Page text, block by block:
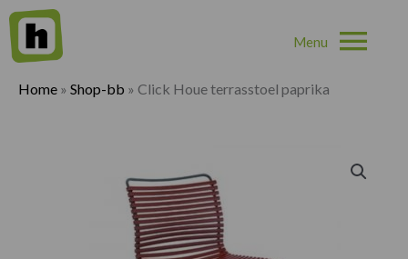
Home » Shop-bb » Click Houe terrasstoel paprika